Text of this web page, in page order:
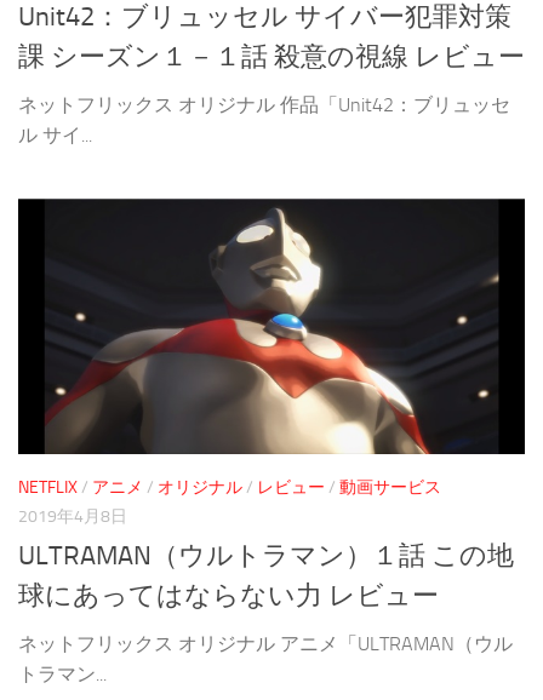
Unit42：ブリュッセル サイバー犯罪対策
課 シーズン１－１話 殺意の視線 レビュー
ネットフリックス オリジナル 作品「Unit42：ブリュッセ
ル サイ...
NETFLIX/ アニメ / オリジナル/ レビュー / 動画サービス
2019年4月8日
ULTRAMAN（ウルトラマン）１話 この地
球にあってはならない力 レビュー
ネットフリックス オリジナル アニメ「ULTRAMAN（ウル
トラマン...